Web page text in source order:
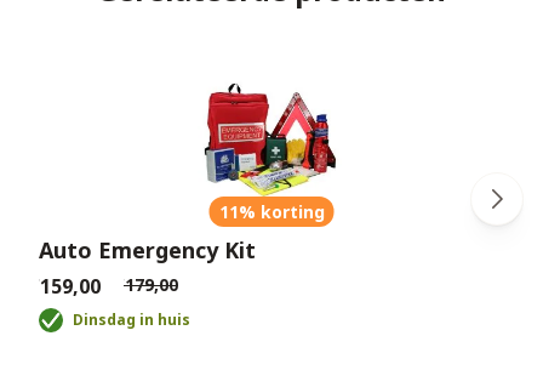
11% korting
Auto Emergency Kit
€159,00 €179,00
Dinsdag in huis